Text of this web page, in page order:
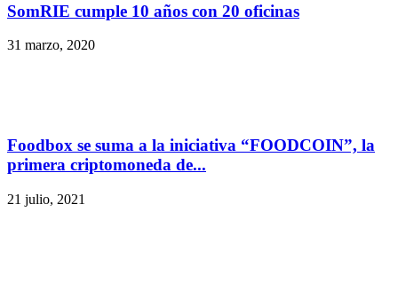
SomRIE cumple 10 años con 20 oficinas
31 marzo, 2020
Foodbox se suma a la iniciativa “FOODCOIN”, la
primera criptomoneda de...
21 julio, 2021